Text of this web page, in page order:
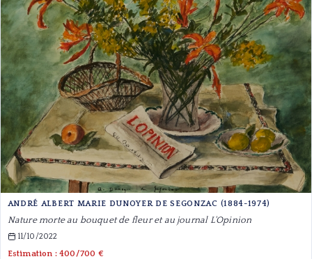
ANDRÉ ALBERT MARIE DUNOYER DE SEGONZAC (1884-1974)
Nature morte au bouquet de fleur et au journal L'Opinion
11/10/2022
Estimation : 400/700 €